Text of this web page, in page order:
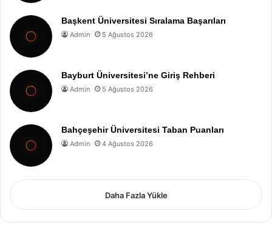
Başkent Üniversitesi Sıralama Başarıları
Admin 5 Ağustos 2026
Bayburt Üniversitesi’ne Giriş Rehberi
Admin 5 Ağustos 2026
Bahçeşehir Üniversitesi Taban Puanları
Admin 4 Ağustos 2026
Daha Fazla Yükle